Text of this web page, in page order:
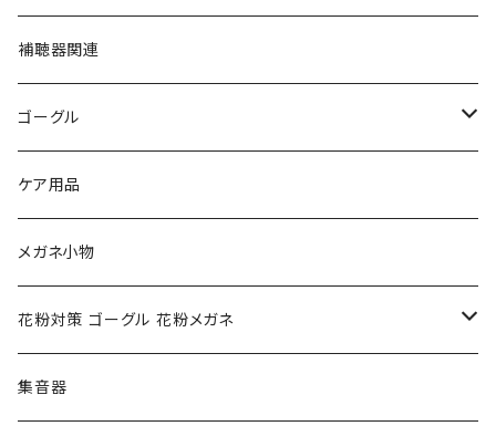
フルラ FURLA
トムフォード TOM FORD
NIKE ナイキ
クロエ chloe
ポリス POLICE
adidas アディダス
FURLA フルラ
トムフォード TOM FORD
Oakley オークリー
renoma レノマ
RODEN STOCK ローデンストック
アーバンリサーチ URBAN RESEARCH
PORSCHE DESIGN ポルシェデザイン
ルーペ
補聴器関連
ゴーグル
アックス AXE
花粉対策ゴーグル
度つき対応ゴーグル
コンバース CONVERSE
ケア用品
メガネ小物
花粉対策 ゴーグル 花粉メガネ
S-size
集音器